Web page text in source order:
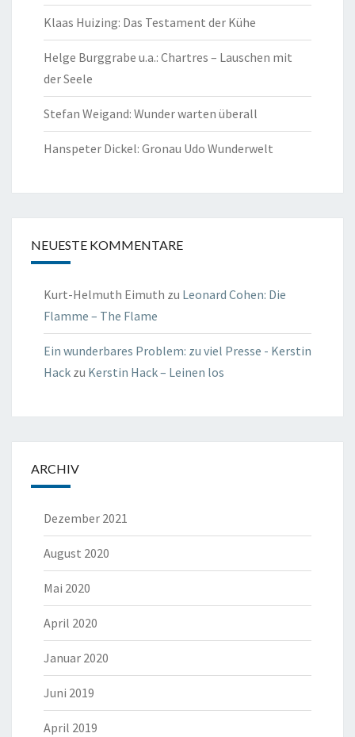
Klaas Huizing: Das Testament der Kühe
Helge Burggrabe u.a.: Chartres – Lauschen mit
der Seele
Stefan Weigand: Wunder warten überall
Hanspeter Dickel: Gronau Udo Wunderwelt
NEUESTE KOMMENTARE
Kurt-Helmuth Eimuth zu Leonard Cohen: Die
Flamme – The Flame
Ein wunderbares Problem: zu viel Presse - Kerstin
Hack zu Kerstin Hack – Leinen los
ARCHIV
Dezember 2021
August 2020
Mai 2020
April 2020
Januar 2020
Juni 2019
April 2019